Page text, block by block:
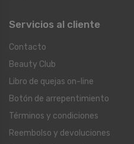
Servicios al cliente
Contacto
Beauty Club
Libro de quejas on-line
Botón de arrepentimiento
Términos y condiciones
Reembolso y devoluciones